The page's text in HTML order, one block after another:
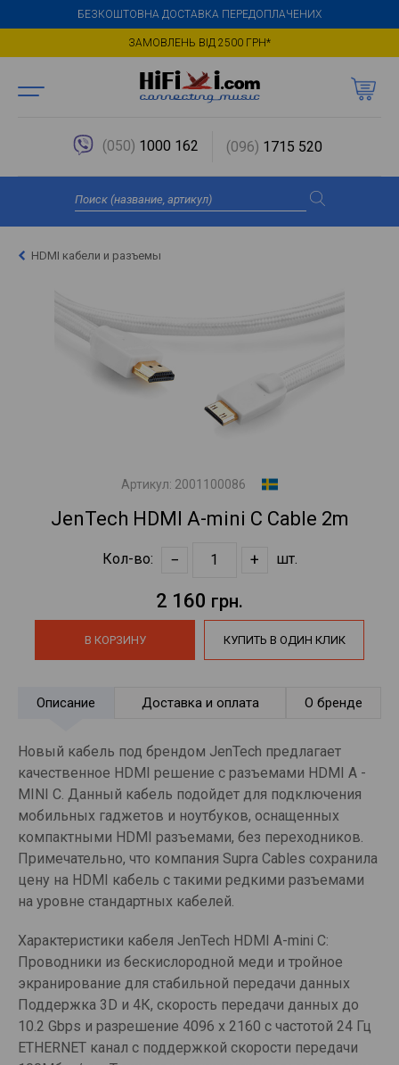
БЕЗКОШТОВНА ДОСТАВКА ПЕРЕДОПЛАЧЕНИХ
ЗАМОВЛЕНЬ ВІД 2500 ГРН*
(050) 1000 162 (096) 1715 520
HDMI кабели и разъемы
Артикул: 2001100086
JenTech HDMI A-mini C Cable 2m
Кол-во: − + шт.
2 160 грн.
В КОРЗИНУ КУПИТЬ В ОДИН КЛИК
Описание Доставка и оплата О бренде
Новый кабель под брендом JenTech предлагает
качественное HDMI решение с разъемами HDMI A -
MINI C. Данный кабель подойдет для подключения
мобильных гаджетов и ноутбуков, оснащенных
компактными HDMI разъемами, без переходников.
Примечательно, что компания Supra Cables сохранила
цену на HDMI кабель с такими редкими разъемами
на уровне стандартных кабелей.
Характеристики кабеля JenTech HDMI A-mini C:
Проводники из бескислородной меди и тройное
экранирование для стабильной передачи данных
Поддержка 3D и 4К, скорость передачи данных до
10.2 Gbps и разрешение 4096 х 2160 с частотой 24 Гц
ETHERNET канал с поддержкой скорости передачи